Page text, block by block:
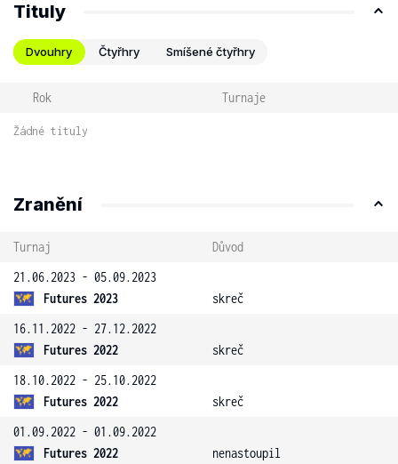
Tituly
Dvouhry Čtyřhry Smíšené čtyřhry
Rok Turnaje
Žádné tituly
Zranění
Turnaj
Důvod
21.06.2023 - 05.09.2023
Futures 2023
skreč
16.11.2022 - 27.12.2022
Futures 2022
skreč
18.10.2022 - 25.10.2022
Futures 2022
skreč
01.09.2022 - 01.09.2022
Futures 2022
nenastoupil